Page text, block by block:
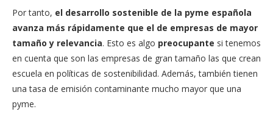
Por tanto, el desarrollo sostenible de la pyme española
avanza más rápidamente que el de empresas de mayor
tamaño y relevancia. Esto es algo preocupante si tenemos
en cuenta que son las empresas de gran tamaño las que crean
escuela en políticas de sostenibilidad. Además, también tienen
una tasa de emisión contaminante mucho mayor que una
pyme.